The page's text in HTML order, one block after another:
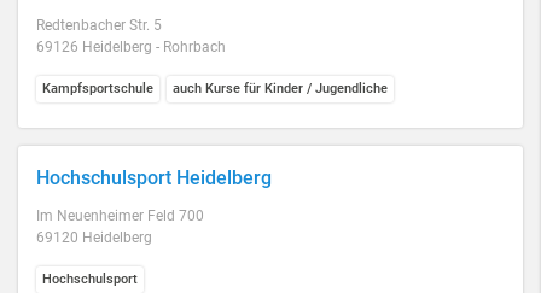
Redtenbacher Str. 5
69126 Heidelberg - Rohrbach
Kampfsportschule auch Kurse für Kinder / Jugendliche
Hochschulsport Heidelberg
Im Neuenheimer Feld 700
69120 Heidelberg
Hochschulsport